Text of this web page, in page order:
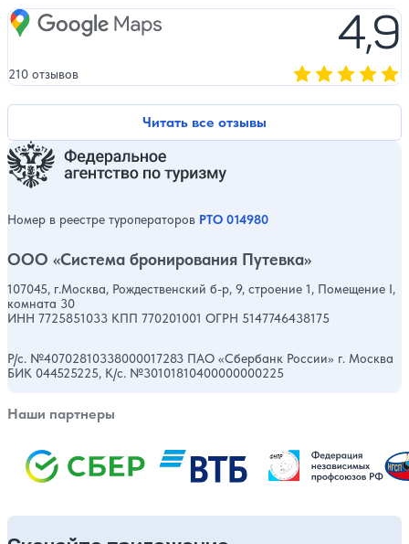
Читать все отзывы
Google Maps 4,9
210 отзывов
Номер в реестре туроператоров РТО 014980
ООО «Система бронирования Путевка»
107045, г.Москва, Рождественский б-р, 9, строение 1, Помещение I,
комната 30
ИНН 7725851033 КПП 770201001 ОГРН 5147746438175
Р/с. №40702810338000017283 ПАО «Сбербанк России» г. Москва
БИК 044525225, К/с. №30101810400000000225
Наши партнеры